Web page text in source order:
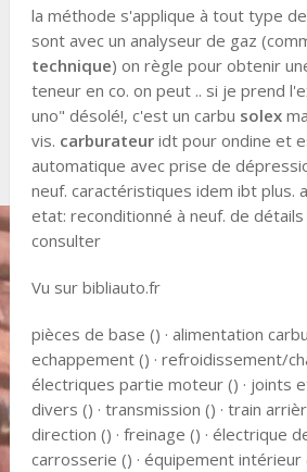
la méthode s'applique à tout type
sont avec un analyseur de gaz
technique) on règle pour obtenir
teneur en co. on peut .. si je prend
uno" désolé!, c'est un carbu solex
vis. carburateuridt pour ondine et
automatique avec prise de
neuf. caractéristiques idem ibt plus.
etat: reconditionné à neuf. de détails
consulter
Vu sur bibliauto.fr
pièces de base () · alimentation
echappement () · refroidissement/
électriques partie moteur () · joints
divers () · transmission () · train
direction () · freinage () · électrique
carrosserie () · équipement